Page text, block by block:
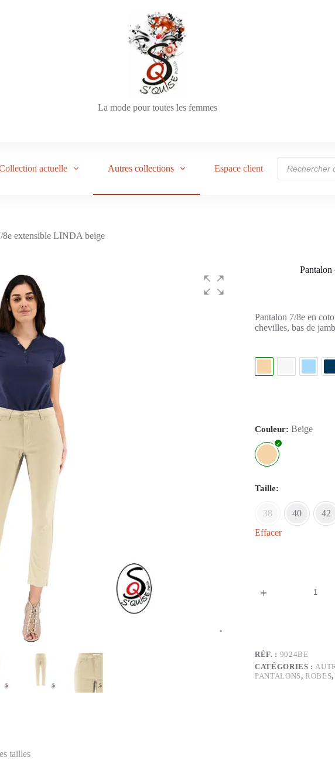
La mode pour toutes les femmes
actuelle Autres collections Espace client
8e extensible LINDA beige
Pantalon 7/8e en
chevilles, bas de
Couleur Beige
Taille
38 40 42
Effacer
RÉF. : 9024BE
CATÉGORIES :
PANTALONS,ROBES,
tailles